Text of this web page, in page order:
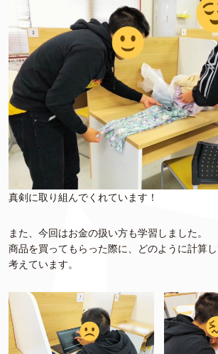
真剣に取り組んでくれています！
また、今回はお金の扱い方も学習しました。
商品を買ってもらった際に、どのように計算
考えています。